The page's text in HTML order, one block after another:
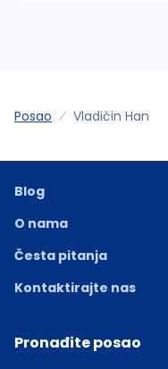
Posao Vladičin Han
Blog
O nama
Česta pitanja
Kontaktirajte nas
Pronađite posao